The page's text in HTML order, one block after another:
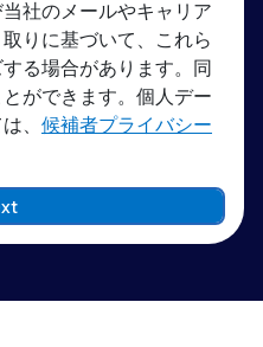
社のメールやキャリア
りに基づいて、これら
る場合があります。同
ができます。個人デー
、 候補者プライバシー